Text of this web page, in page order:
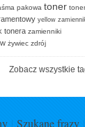
pakowa toner
yellow
tonera zamienniki
żywiec zdrój
Zobacz wszystkie
Szukane frazy